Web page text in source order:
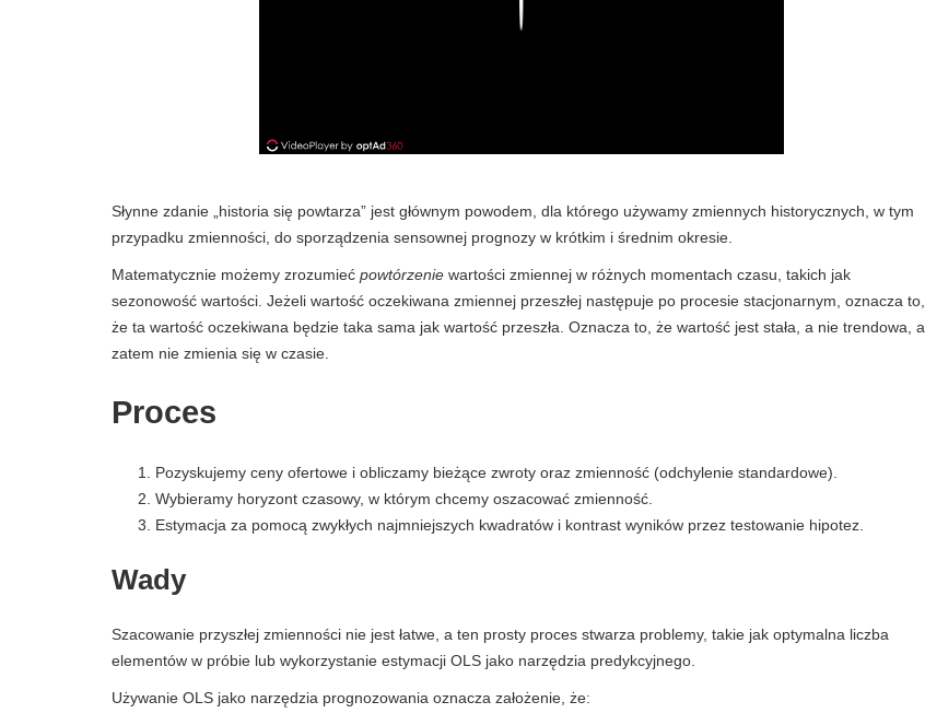
Słynne zdanie „historia się powtarza” jest głównym powodem, dla którego używamy zmiennych historycznych, w tym
przypadku zmienności, do sporządzenia sensownej prognozy w krótkim i średnim okresie.
Matematycznie możemy zrozumieć powtórzenie wartości zmiennej w różnych momentach czasu, takich jak
sezonowość wartości. Jeżeli wartość oczekiwana zmiennej przeszłej następuje po procesie stacjonarnym, oznacza to,
że ta wartość oczekiwana będzie taka sama jak wartość przeszła. Oznacza to, że wartość jest stała, a nie trendowa, a
zatem nie zmienia się w czasie.
Proces
Pozyskujemy ceny ofertowe i obliczamy bieżące zwroty oraz zmienność (odchylenie standardowe).
Wybieramy horyzont czasowy, w którym chcemy oszacować zmienność.
Estymacja za pomocą zwykłych najmniejszych kwadratów i kontrast wyników przez testowanie hipotez.
Wady
Szacowanie przyszłej zmienności nie jest łatwe, a ten prosty proces stwarza problemy, takie jak optymalna liczba
elementów w próbie lub wykorzystanie estymacji OLS jako narzędzia predykcyjnego.
Używanie OLS jako narzędzia prognozowania oznacza założenie, że: